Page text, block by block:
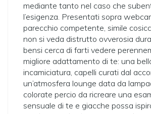
mediante tanto nel caso che
l’esigenza. Presentati sopra
parecchio competente, simile
non si veda distrutto ovverosia
bensi cerca di farti vedere
migliore adattamento di te: una
incamiciatura, capelli curati dal
un’atmosfera lounge data da
colorate percio da ricreare una
sensuale di te e giacche possa